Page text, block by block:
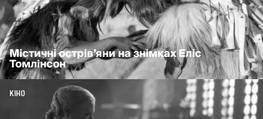
Містичні острів’яни на знімках Еліс
Томлінсон
КІНО